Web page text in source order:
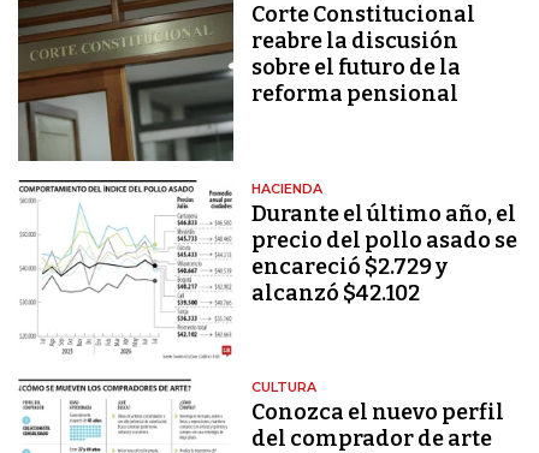
Corte Constitucional
reabre la discusión
sobre el futuro de la
reforma pensional
HACIENDA
Durante el último año, el
precio del pollo asado se
encareció $2.729 y
alcanzó $42.102
CULTURA
Conozca el nuevo perfil
del comprador de arte